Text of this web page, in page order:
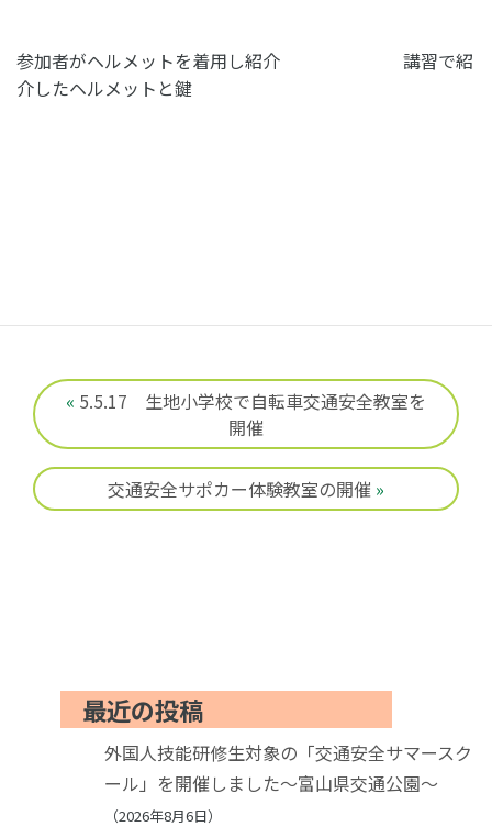
参加者がヘルメットを着用し紹介 講習で紹
介したヘルメットと鍵
« 5.5.17 生地小学校で自転車交通安全教室を
開催
交通安全サポカー体験教室の開催 »
最近の投稿
外国人技能研修生対象の「交通安全サマースク
ール」を開催しました～富山県交通公園～
2026年8月6日